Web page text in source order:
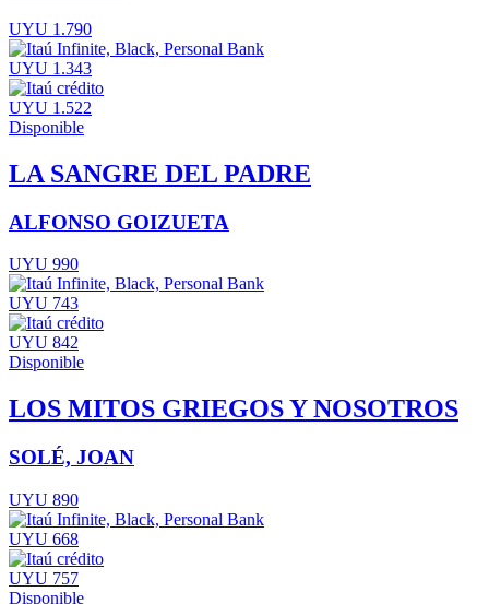
UYU 1.790
UYU 1.343
UYU 1.522
Disponible
LA SANGRE DEL PADRE
ALFONSO GOIZUETA
UYU 990
UYU 743
UYU 842
Disponible
LOS MITOS GRIEGOS Y NOSOTROS
SOLÉ, JOAN
UYU 890
UYU 668
UYU 757
Disponible